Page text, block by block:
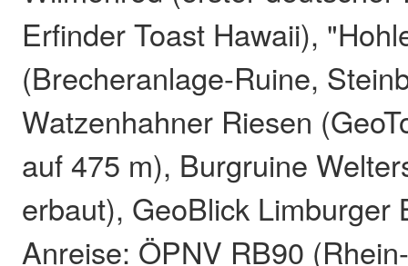
Erfinder Toast Hawaii),
(Brecheranlage-Ruine,
Watzenhahner Riesen
auf 475 m), Burgruine
erbaut), GeoBlick Limburger
Anreise: ÖPNV RB90